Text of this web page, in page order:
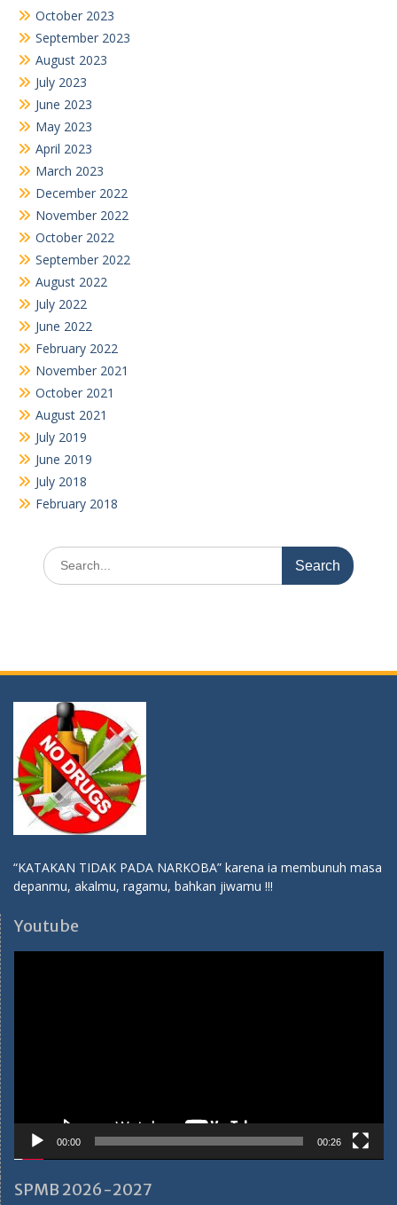
August 2022
July 2022
June 2022
February 2022
November 2021
October 2021
August 2021
July 2019
June 2019
July 2018
February 2018
Search
for:
Player
00:00 00:26
SPMB 2026-2027
Pendaftaran SPMB SMA Hang Tuah 1 Jakarta TP 2026-2027
Instagram:
Twitter:
sma_hangtuah1
Tiktok: